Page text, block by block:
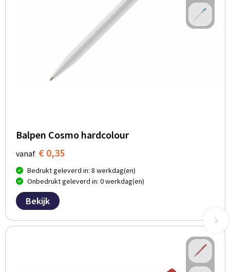
Balpen Cosmo hardcolour
vanaf € 0,35
Bedrukt geleverd in: 8 werkdag(en)
Onbedrukt geleverd in: 0 werkdag(en)
Bekijk